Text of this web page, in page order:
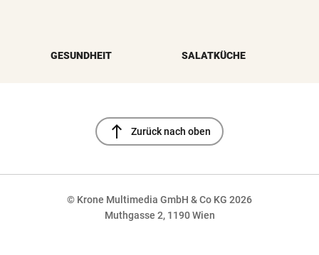
GESUNDHEIT SALATKÜCHE
north Zurück nach oben
© Krone Multimedia GmbH & Co KG 2026
Muthgasse 2, 1190 Wien